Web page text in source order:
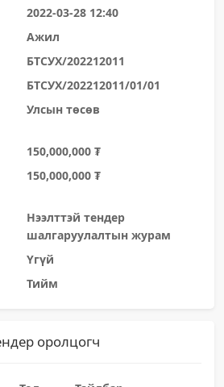
2022-03-28 12:40
Ажил
БТСУХ/202212011
БТСУХ/202212011/01/01
Улсын төсөв
150,000,000 ₮
150,000,000 ₮
Нээлттэй тендер
шалгаруулалтын журам
Үгүй
Тийм
оролцогч